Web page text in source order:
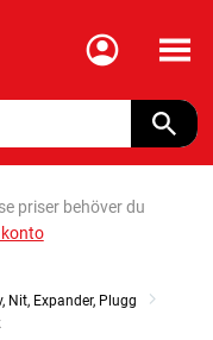
Meny
priser behöver du
Nit, Expander, Plugg